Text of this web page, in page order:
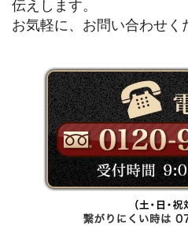
伝えします。
お気軽に、お問い合わせく